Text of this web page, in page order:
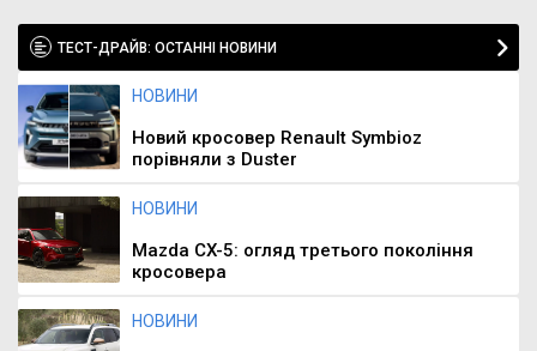
ТЕСТ-ДРАЙВ: ОСТАННІ НОВИНИ
НОВИНИ
Новий кросовер Renault Symbioz
порівняли з Duster
НОВИНИ
Mazda CX-5: огляд третього покоління
кросовера
НОВИНИ